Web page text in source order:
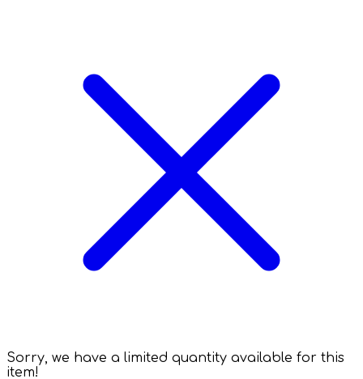
Sorry, we have a limited quantity available for this
item!